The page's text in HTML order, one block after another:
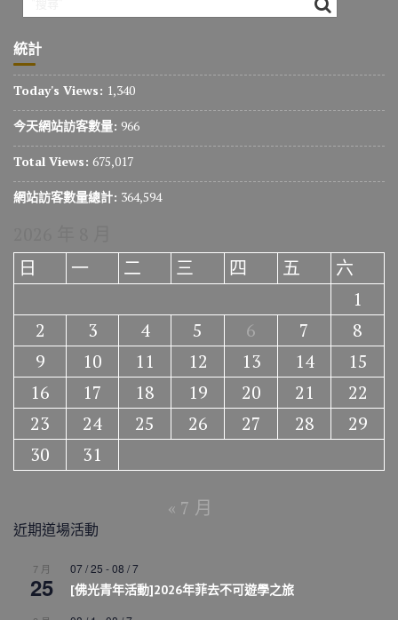
統計
Today's Views: 1,340
今天網站訪客數量: 966
Total Views: 675,017
網站訪客數量總計: 364,594
日
一 二 三 四 五
六
1
2
3 4 5 6 7
8
9
10 11 12 13 14
15
16
17 18 19 20 21
22
23
24 25 26 27 28
29
30
31
« 7 月
近期道場活動
7 月
25
07 / 25 -08 / 7
[佛光青年活動]2026年菲去不可遊學之旅